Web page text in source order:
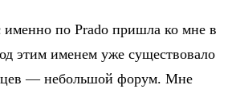
именно по Prado пришла ко мне в
этим именем уже существовало
— небольшой форум. Мне